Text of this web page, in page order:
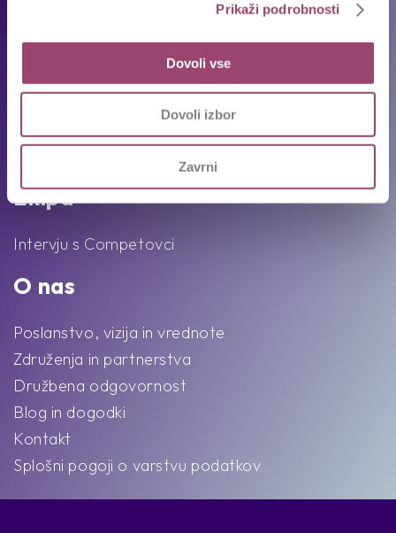
Prikaži podrobnosti
Dovoli vse
Dovoli izbor
Zavrni
Prosta delovna mesta
Pogosta vprašanja
Ekipa
Intervju s Competovci
O nas
Poslanstvo, vizija in vrednote
Združenja in partnerstva
Družbena odgovornost
Blog in dogodki
Kontakt
Splošni pogoji o varstvu podatkov